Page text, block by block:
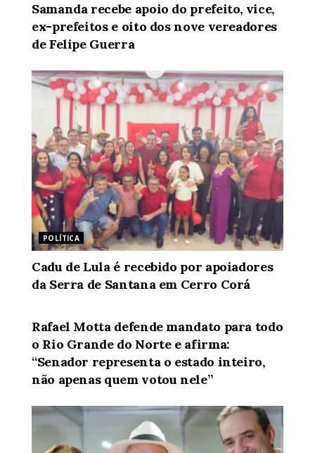
Samanda recebe apoio do prefeito, vice,
ex-prefeitos e oito dos nove vereadores
de Felipe Guerra
POLÍTICA
Cadu de Lula é recebido por apoiadores
da Serra de Santana em Cerro Corá
Rafael Motta defende mandato para todo
o Rio Grande do Norte e afirma:
“Senador representa o estado inteiro,
não apenas quem votou nele”